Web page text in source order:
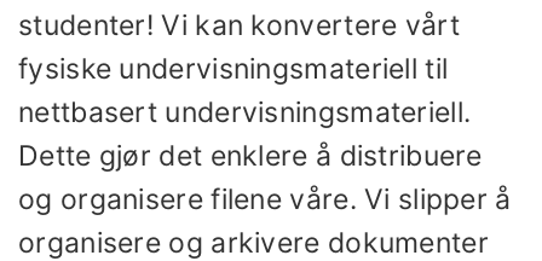
studenter! Vi kan konvertere vårt
fysiske undervisningsmateriell til
nettbasert undervisningsmateriell.
Dette gjør det enklere å distribuere
og organisere filene våre. Vi slipper å
organisere og arkivere dokumenter